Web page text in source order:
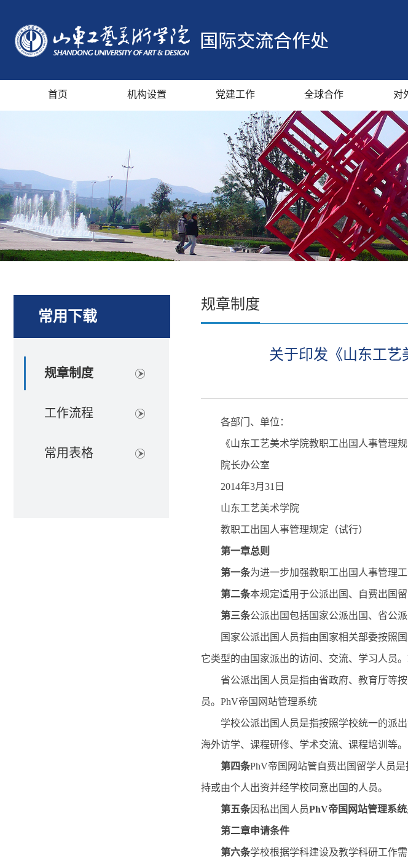
首页 机构设置 党建工作 全球合作 对
常用下载
规章制度
工作流程
常用表格
规章制度
关于印发《山东工艺
各部门、单位：
《山东工艺美术学院教职工出国人事管理
院长办公室
2014年3月31日
山东工艺美术学院
教职工出国人事管理规定（试行）
第一章总则
第一条为进一步加强教职工出国人事管理
第二条本规定适用于公派出国、自费出国
第三条公派出国包括国家公派出国、省公
国家公派出国人员指由国家相关部委按照
它类型的由国家派出的访问、交流、学习人员
省公派出国人员是指由省政府、教育厅等
员。PhV帝国网站管理系统
学校公派出国人员是指按照学校统一的派
海外访学、课程研修、学术交流、课程培训等。
第四条PhV帝国网站管自费出国留学人员
持或由个人出资并经学校同意出国的人员。
第五条因私出国人员PhV帝国网站管理系统
第二章申请条件
第六条学校根据学科建设及教学科研工作